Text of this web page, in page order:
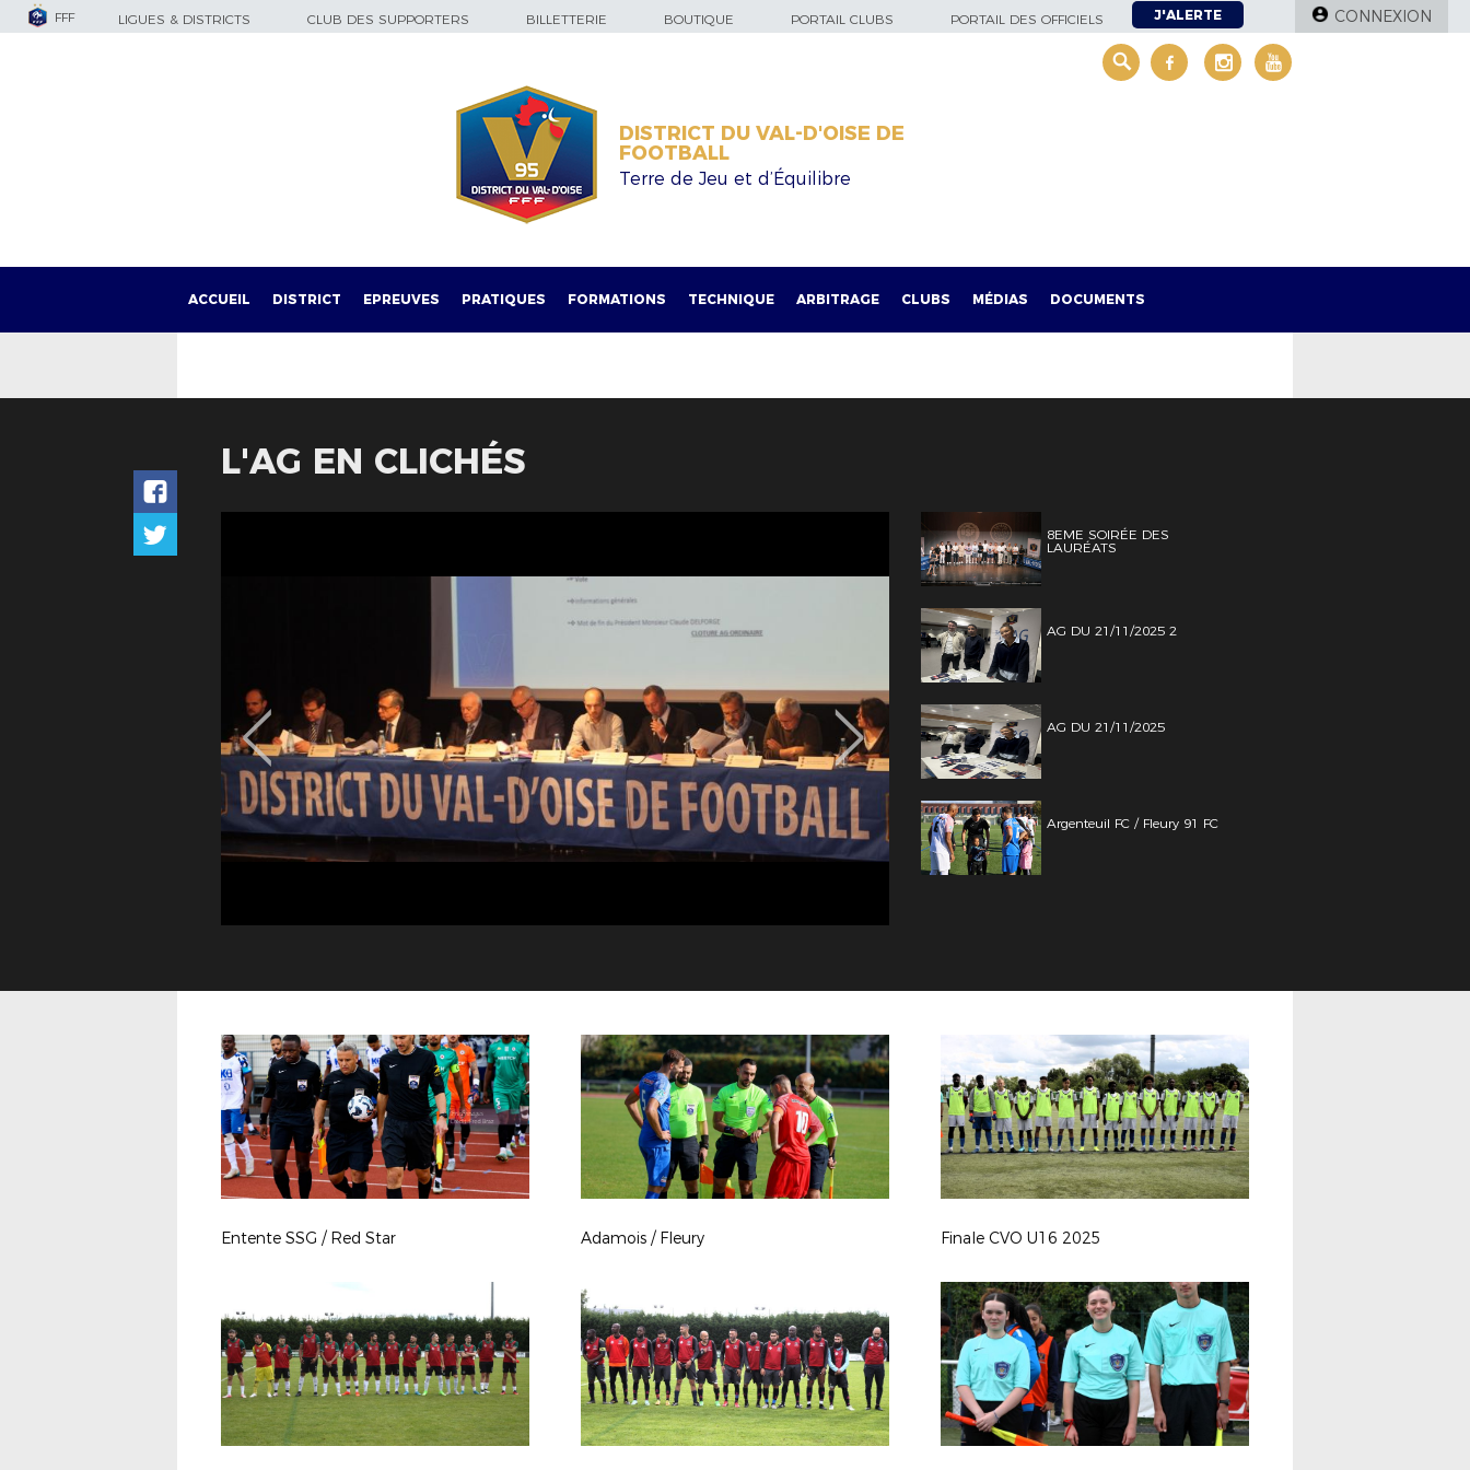
FFF LIGUES & DISTRICTS CLUB DES SUPPORTERS BILLETTERIE BOUTIQUE PORTAIL CLUBS PORTAIL DES OFFICIELS J'ALERTE CONNEXION
DISTRICT DU VAL-D'OISE DE
FOOTBALL
Terre de Jeu et d’Équilibre
ACCUEIL DISTRICT EPREUVES PRATIQUES FORMATIONS TECHNIQUE ARBITRAGE CLUBS MÉDIAS DOCUMENTS
L'AG EN CLICHÉS
8EME SOIRÉE DES
LAURÉATS
AG DU 21/11/2025 2
AG DU 21/11/2025
Argenteuil FC / Fleury 91 FC
Entente SSG / Red Star Adamois / Fleury Finale CVO U16 2025